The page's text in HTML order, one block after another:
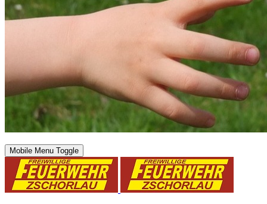
Mobile Menu Toggle